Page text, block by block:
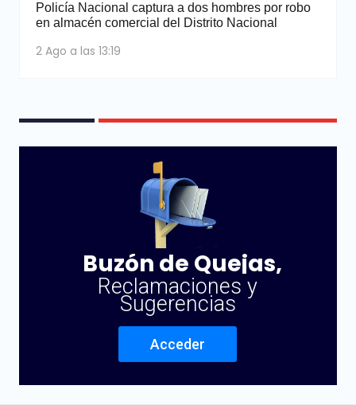
Policía Nacional captura a dos hombres por robo
en almacén comercial del Distrito Nacional
2 Ago a las 13:19
Buzón de Quejas,
Reclamaciones y
Sugerencias
Acceder